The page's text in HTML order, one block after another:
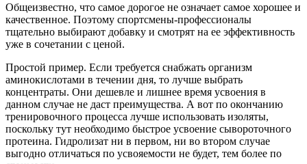
Общеизвестно, что самое дорогое не означает самое хорошее и
качественное. Поэтому спортсмены-профессионалы
тщательно выбирают добавку и смотрят на ее эффективность
уже в сочетании с ценой.
Простой пример. Если требуется снабжать организм
аминокислотами в течении дня, то лучше выбрать
концентраты. Они дешевле и лишнее время усвоения в
данном случае не даст преимущества. А вот по окончанию
тренировочного процесса лучше использовать изоляты,
поскольку тут необходимо быстрое усвоение сывороточного
протеина. Гидролизат ни в первом, ни во втором случае
выгодно отличаться по усвояемости не будет, тем более по